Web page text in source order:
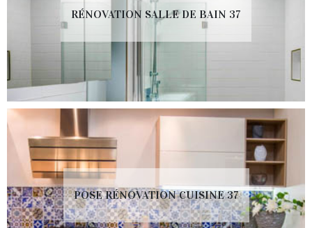
RÉNOVATION SALLE DE BAIN 37
POSE RÉNOVATION CUISINE 37